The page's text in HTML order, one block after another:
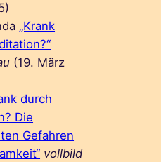
„Krank
(19. März
durch
Die
Gefahren
vollbild